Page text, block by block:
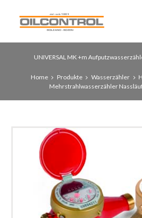
UNIVERSAL MK +m
Home Produkte Wasserzähler
Mehrstrahlwasserzähler